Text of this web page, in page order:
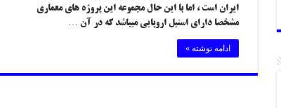
ایران است ، اما با این حال مجموعه این پروژه های معماری
مشخصا دارای استیل اروپایی میباشد که در آن …
ادامه نوشته »